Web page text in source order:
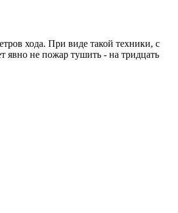
хода. При виде такой техники, с
явно не пожар тушить - на тридцать